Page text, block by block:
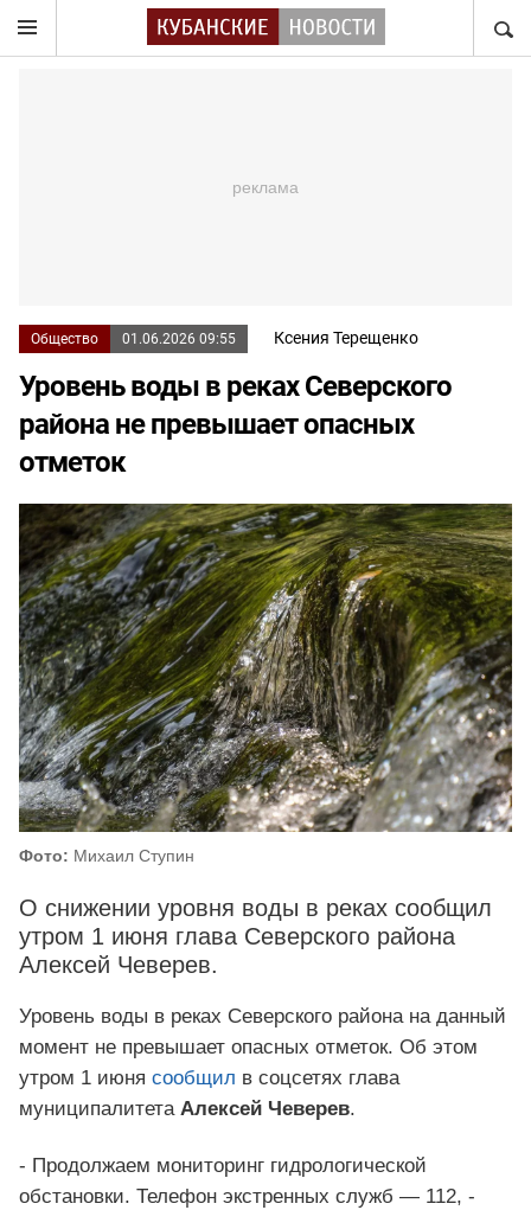
Общество 01.06.2026 09:55 Ксения Терещенко
Уровень воды в реках Северского
района не превышает опасных
отметок
Фото: Михаил Ступин
О снижении уровня воды в реках сообщил
утром 1 июня глава Северского района
Алексей Чеверев.
Уровень воды в реках Северского района на данный
момент не превышает опасных отметок. Об этом
утром 1 июня сообщил в соцсетях глава
муниципалитета Алексей Чеверев.
- Продолжаем мониторинг гидрологической
обстановки. Телефон экстренных служб — 112, -